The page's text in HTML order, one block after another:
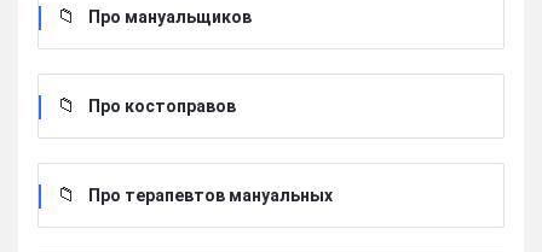
Про мануальщиков
Про костоправов
Про терапевтов мануальных